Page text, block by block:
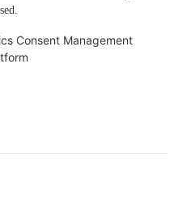
Consent Management